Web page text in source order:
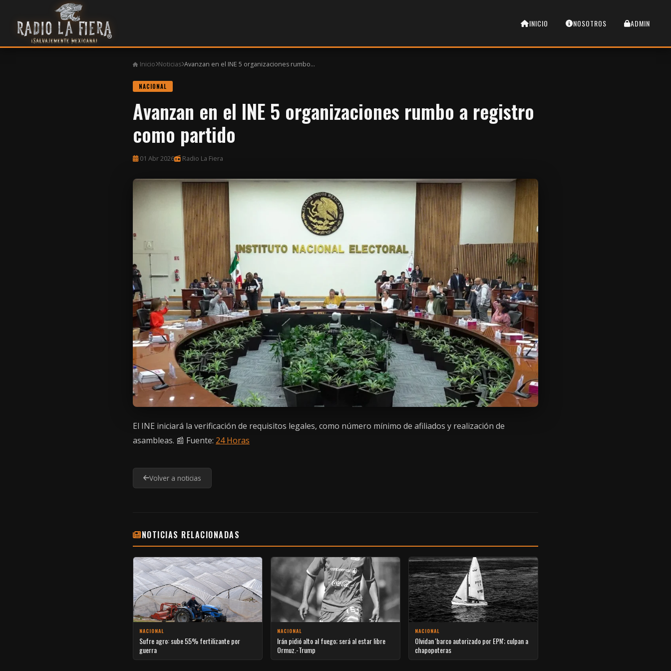
INICIO NOSOTROS ADMIN
Inicio Noticias Avanzan en el INE 5 organizaciones rumbo...
NACIONAL
Avanzan en el INE 5 organizaciones rumbo a registro
como partido
01 Abr 2026 Radio La Fiera
El INE iniciará la verificación de requisitos legales, como número mínimo de afiliados y realización de
asambleas. 📰 Fuente: 24 Horas
Volver a noticias
NOTICIAS RELACIONADAS
NACIONAL
Sufre agro: sube 55% fertilizante por
guerra
NACIONAL
Irán pidió alto al fuego; será al estar libre
Ormuz.-Trump
NACIONAL
Olvidan 'barco autorizado por EPN'; culpan a
chapopoteras